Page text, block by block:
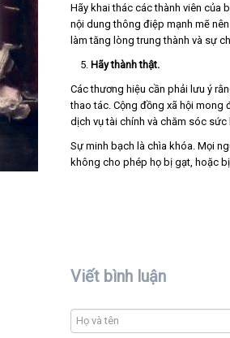
Hãy khai thác các thành viên của
nội dung thông điệp mạnh mẽ
làm tăng lòng trung thành và sự
Hãy thành thật.
Các thương hiệu cần phải lưu ý
thao tác. Cộng đồng xã hội mong
dịch vụ tài chính và chăm sóc
Sự minh bạch là chìa khóa. Mọi
không cho phép họ bị gạt, hoặc bị
Viết bình luận